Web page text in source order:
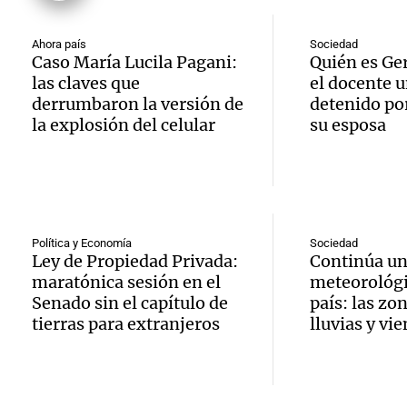
Episodios
de
entre
por
de
Amamos
Episodios
Audio.
contra
clave
teatro
la
la
Audio.
Ahora país
Caso María Lucila Pagani:
las claves que
derrumbaron la versión de
la explosión del celular
Sociedad
Quién es
el docente
detenido
su esposa
Política y Economía
Ley de Propiedad Privada:
maratónica sesión en el
Senado sin el capítulo de
tierras para extranjeros
Sociedad
Continúa
país: las
lluvias y